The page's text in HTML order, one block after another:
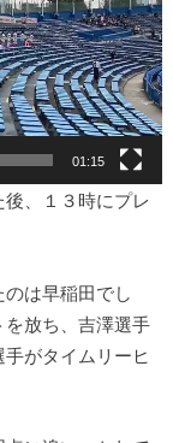
01:15
、１３時にプレ
のは早稲田でし
放ち、吉澤選手
がタイムリーヒ